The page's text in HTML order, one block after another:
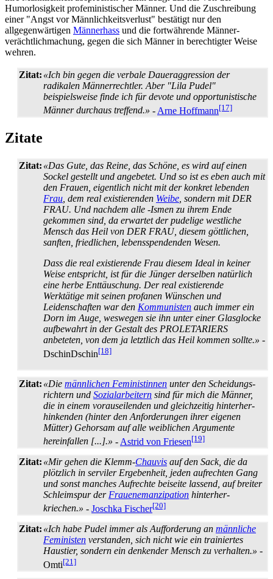
Humorlosigkeit profeministischer Männer. Und die Zuschreibung
einer "Angst vor Männlichkeits­verlust" bestätigt nur den
allgegenwärtigen Männerhass und die fortwährende Männer­
verächtlich­machung, gegen die sich Männer in berechtigter Weise
wehren.
Zitat: «Ich bin gegen die verbale Daueraggression der
radikalen Männerrechtler. Aber "Lila Pudel"
beispielsweise finde ich für devote und opportunistische
Männer durchaus treffend.» - Arne Hoffmann[17]
Zitate
Zitat: «Das Gute, das Reine, das Schöne, es wird auf einen
Sockel gestellt und angebetet. Und so ist es eben auch mit
den Frauen, eigentlich nicht mit der konkret lebenden
Frau , dem real existierenden Weibe , sondern mit DER
FRAU. Und nachdem alle -Ismen zu ihrem Ende
gekommen sind, da erwartet der pudelige westliche
Mensch das Heil von DER FRAU, diesem göttlichen,
sanften, friedlichen, lebens­spendenden Wesen.
Dass die real existierende Frau diesem Ideal in keiner
Weise entspricht, ist für die Jünger derselben natürlich
eine herbe Enttäuschung. Der real existierende
Werktätige mit seinen profanen Wünschen und
Leidenschaften war den Kommunisten auch immer ein
Dorn im Auge, weswegen sie ihn unter einer Glasglocke
aufbewahrt in der Gestalt des PROLETARIERS
anbeteten, von dem ja letztlich das Heil kommen sollte.» -
DschinDschin[18]
Zitat: «Die männlichen Feministinnen unter den Scheidungs­
richtern und Sozialarbeitern sind für mich die Männer,
die in einem vorauseilenden und gleichzeitig hinter­her­
hinkenden (hinter den Anforderungen ihrer eigenen
Mütter) Gehorsam auf alle weiblichen Argumente
hereinfallen [...].» - Astrid von Friesen[19]
Zitat: «Mir gehen die Klemm-Chauvis auf den Sack, die da
plötzlich in serviler Ergebenheit, jeden aufrechten Gang
und sonst manches Aufrechte beiseite lassend, auf breiter
Schleimspur der Frauenemanzipation hinter­her­
kriechen.» - Joschka Fischer[20]
Zitat: «Ich habe Pudel immer als Aufforderung an männliche
Feministen verstanden, sich nicht wie ein trainiertes
Haustier, sondern ein denkender Mensch zu verhalten.» -
Omti[21]